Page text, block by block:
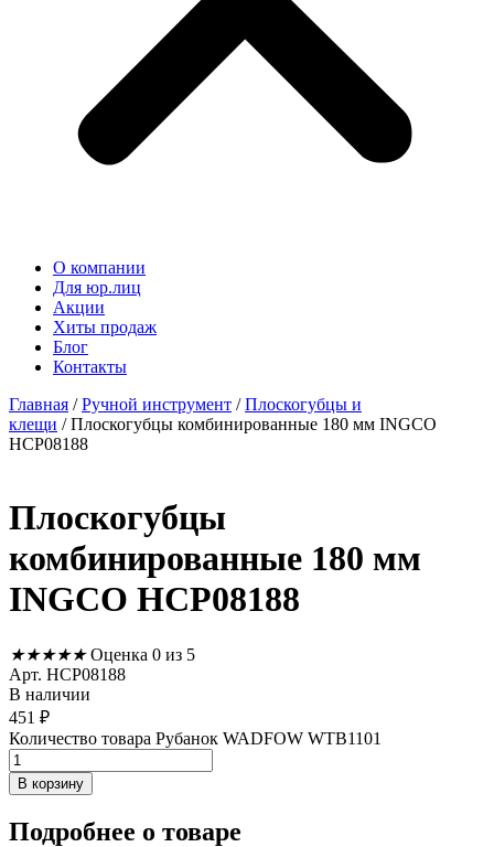
О компании
Для юр.лиц
Акции
Хиты продаж
Блог
Контакты
Главная /Ручной инструмент /Плоскогубцы и
клещи / Плоскогубцы комбинированные 180 мм INGCO
HCP08188
Плоскогубцы
комбинированные 180 мм
INGCO HCP08188
★★★★★ Оценка 0 из 5
Арт. HCP08188
В наличии
451 ₽
Количество товара Рубанок WADFOW WTB1101
В корзину
Подробнее о товаре